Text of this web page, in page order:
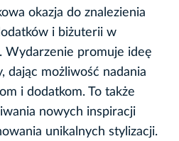
okazja do znalezienia
i biżuterii w
Wydarzenie promuje ideę
dając możliwość nadania
i dodatkom. To także
nowych inspiracji
unikalnych stylizacji.